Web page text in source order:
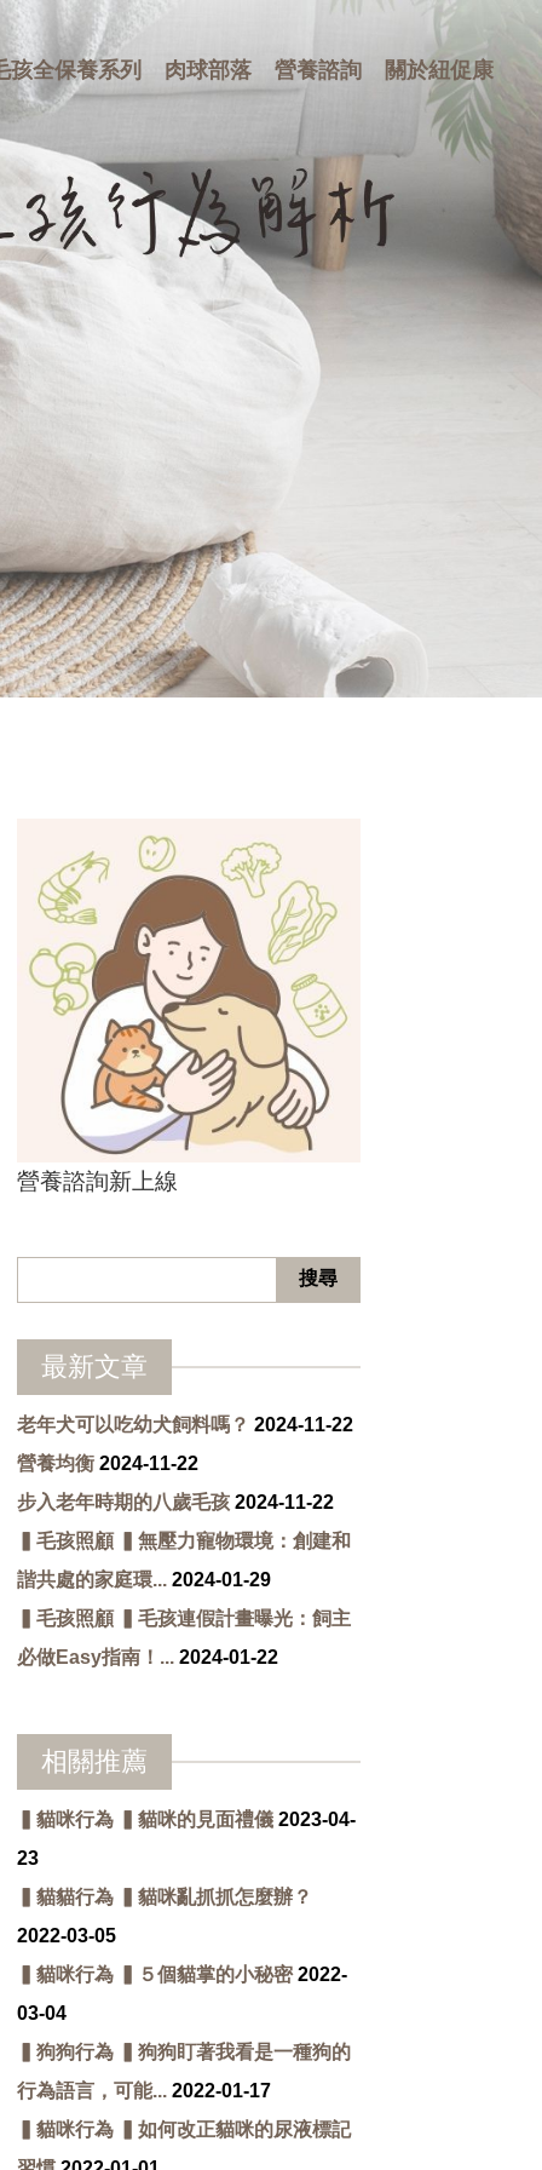
孩全保養系列 肉球部落 營養諮詢 關於紐促康
營養諮詢新上線
最新文章
老年犬可以吃幼犬飼料嗎？ 2024-11-22
營養均衡 2024-11-22
步入老年時期的八歲毛孩 2024-11-22
▍毛孩照顧 ▍無壓力寵物環境：創建和
諧共處的家庭環... 2024-01-29
▍毛孩照顧 ▍毛孩連假計畫曝光：飼主
必做Easy指南！... 2024-01-22
相關推薦
▍貓咪行為 ▍貓咪的見面禮儀 2023-04-
23
▍貓貓行為 ▍貓咪亂抓抓怎麼辦？
2022-03-05
▍貓咪行為 ▍５個貓掌的小秘密2022-
03-04
▍狗狗行為 ▍狗狗盯著我看是一種狗的
行為語言，可能... 2022-01-17
▍貓咪行為 ▍如何改正貓咪的尿液標記